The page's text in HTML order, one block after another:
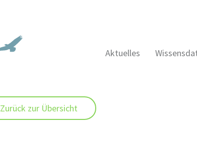
Aktuelles
Zurück zur Übersicht